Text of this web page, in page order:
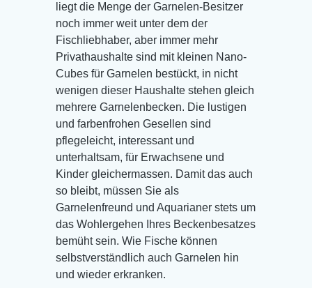
liegt die Menge der Garnelen-Besitzer
noch immer weit unter dem der
Fischliebhaber, aber immer mehr
Privathaushalte sind mit kleinen Nano-
Cubes für Garnelen bestückt, in nicht
wenigen dieser Haushalte stehen gleich
mehrere Garnelenbecken. Die lustigen
und farbenfrohen Gesellen sind
pflegeleicht, interessant und
unterhaltsam, für Erwachsene und
Kinder gleichermassen. Damit das auch
so bleibt, müssen Sie als
Garnelenfreund und Aquarianer stets um
das Wohlergehen Ihres Beckenbesatzes
bemüht sein. Wie Fische können
selbstverständlich auch Garnelen hin
und wieder erkranken.